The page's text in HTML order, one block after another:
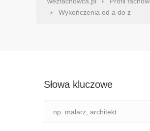
Wykończenia od a do z
Słowa kluczowe